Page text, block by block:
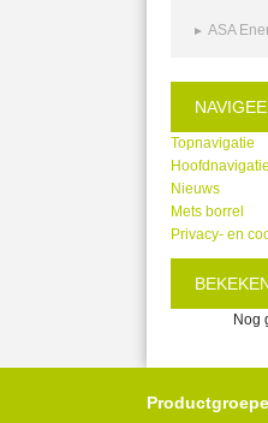
ASA
Topnavigatie
Hoofdnavigatie
Nieuws
Mets borrel
Privacy- en
Nog